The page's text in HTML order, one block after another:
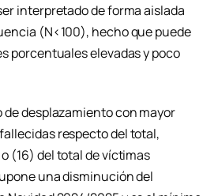
interpretado de forma aislada
(N<100), hecho que puede
porcentuales elevadas y poco
de desplazamiento con mayor
respecto del total,
(16) del total de víctimas
una disminución del